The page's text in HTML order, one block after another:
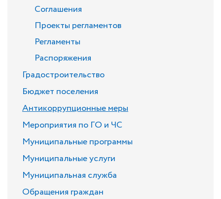
Соглашения
Проекты регламентов
Регламенты
Распоряжения
Градостроительство
Бюджет поселения
Антикоррупционные меры
Мероприятия по ГО и ЧС
Муниципальные программы
Муниципальные услуги
Муниципальная служба
Обращения граждан